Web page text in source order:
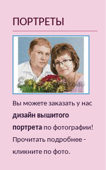
ПОРТРЕТЫ
Вы можете заказать у нас
дизайн вышитого
портрета по фотографии!
Прочитать подробнее -
кликните по фото.